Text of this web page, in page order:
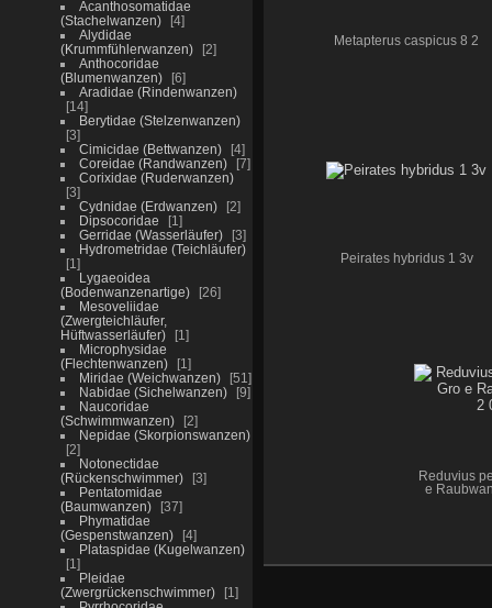
Acanthosomatidae
(Stachelwanzen)
4
Alydidae
(Krummfühlerwanzen)
2
Anthocoridae
(Blumenwanzen)
6
Aradidae (Rindenwanzen)
14
Berytidae (Stelzenwanzen)
3
Cimicidae (Bettwanzen)
4
Coreidae (Randwanzen)
7
Corixidae (Ruderwanzen)
3
Cydnidae (Erdwanzen)
2
Dipsocoridae
1
Gerridae (Wasserläufer)
3
Hydrometridae (Teichläufer)
1
Lygaeoidea
(Bodenwanzenartige)
26
Mesoveliidae
(Zwergteichläufer,
Hüftwasserläufer)
1
Microphysidae
(Flechtenwanzen)
1
Miridae (Weichwanzen)
51
Nabidae (Sichelwanzen)
9
Naucoridae
(Schwimmwanzen)
2
Nepidae (Skorpionswanzen)
2
Notonectidae
(Rückenschwimmer)
3
Pentatomidae
(Baumwanzen)
37
Phymatidae
(Gespenstwanzen)
4
Plataspidae (Kugelwanzen)
1
Pleidae
(Zwergrückenschwimmer)
1
Metapterus caspicus 8 2
Peirates hybridus 1 3v
Reduvius
e